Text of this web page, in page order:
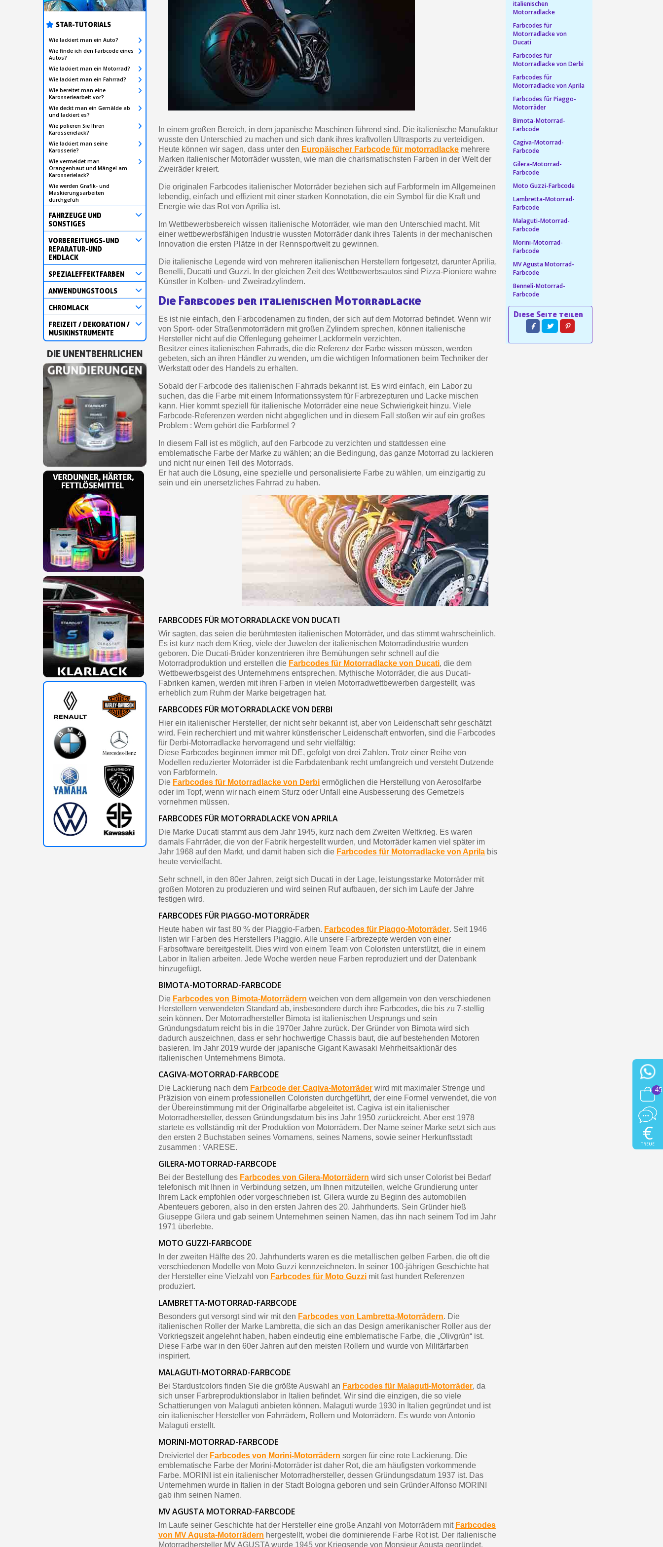
Ihr Online-Angebot in weniger als 1 Minute
Teilen Sie Ihre Kreationen und erhalten Sie Einkaufsgutscheine
Sammeln Sie mit jeder Bestellung Treuepunkte
Rücksendung von Produkten innerhalb von 14 Tagen
Rabatt von 5€ auf die erste Bestellung
Zahlung in 4x gebührenfrei ab einem Einkaufswert von 30€.
Ihr Online-Angebot in weniger als 1 Minute
Teilen Sie Ihre Kreationen und erhalten Sie Einkaufsgutscheine
Sammeln Sie mit jeder Bestellung Treuepunkte
Rücksendung von Produkten innerhalb von 14 Tagen
Rabatt von 5€ auf die erste Bestellung
10€ Einkaufsgutschein für jede Weiterempfehlung
Zahlung in 4x gebührenfrei ab einem Einkaufswert von 30€.
Ihr Online-Angebot in weniger als 1 Minute
Sammeln Sie mit jeder Bestellung Treuepunkte
Rücksendung von Produkten innerhalb von 14 Tagen
Rabatt von 5€ auf die erste Bestellung
STAR-TUTORIALS
Wie lackiert man ein Auto?
Wie finde ich den Farbcode eines
Autos?
Wie lackiert man ein Motorrad?
Wie lackiert man ein Fahrrad?
Wie bereitet man eine
Karosseriearbeit vor?
Wie deckt man ein Gemälde ab
und lackiert es?
Wie polieren Sie Ihren
Karosserielack?
Wie lackiert man seine
Karosserie?
Wie vermeidet man
Orangenhaut und Mängel am
Karosserielack?
Wie werden Grafik- und
Maskierungsarbeiten
durchgefüh
FAHRZEUGE UND
SONSTIGES
VORBEREITUNGS-UND
REPARATUR-UND
ENDLACK
SPEZIALEFFEKTFARBEN
ANWENDUNGSTOOLS
CHROMLACK
FREIZEIT / DEKORATION /
MUSIKINSTRUMENTE
DIE UNENTBEHRLICHEN
In einem großen Bereich, in dem japanische Maschinen führend sind. Die italienische Manufaktur
wusste den Unterschied zu machen und sich dank ihres kraftvollen Ultrasports zu verteidigen.
Heute können wir sagen, dass unter den Europäischer Farbcode für motorradlacke mehrere
Marken italienischer Motorräder wussten, wie man die charismatischsten Farben in der Welt der
Zweiräder kreiert.
Die originalen Farbcodes italienischer Motorräder beziehen sich auf Farbformeln im Allgemeinen
lebendig, einfach und effizient mit einer starken Konnotation, die ein Symbol für die Kraft und
Energie wie das Rot von Aprilia ist.
Im Wettbewerbsbereich wissen italienische Motorräder, wie man den Unterschied macht. Mit
einer wettbewerbsfähigen Industrie wussten Motorräder dank ihres Talents in der mechanischen
Innovation die ersten Plätze in der Rennsportwelt zu gewinnen.
Die italienische Legende wird von mehreren italienischen Herstellern fortgesetzt, darunter Aprilia,
Benelli, Ducatti und Guzzi. In der gleichen Zeit des Wettbewerbsautos sind Pizza-Pioniere wahre
Künstler in Kolben- und Zweiradzylindern.
Die Farbcodes der italienischen Motorradlacke
Es ist nie einfach, den Farbcodenamen zu finden, der sich auf dem Motorrad befindet. Wenn wir
von Sport- oder Straßenmotorrädern mit großen Zylindern sprechen, können italienische
Hersteller nicht auf die Offenlegung geheimer Lackformeln verzichten.
Besitzer eines italienischen Fahrrads, die die Referenz der Farbe wissen müssen, werden
gebeten, sich an ihren Händler zu wenden, um die wichtigen Informationen beim Techniker der
Werkstatt oder des Handels zu erhalten.
Sobald der Farbcode des italienischen Fahrrads bekannt ist. Es wird einfach, ein Labor zu
suchen, das die Farbe mit einem Informationssystem für Farbrezepturen und Lacke mischen
kann. Hier kommt speziell für italienische Motorräder eine neue Schwierigkeit hinzu. Viele
Farbcode-Referenzen werden nicht abgeglichen und in diesem Fall stoßen wir auf ein großes
Problem : Wem gehört die Farbformel ?
In diesem Fall ist es möglich, auf den Farbcode zu verzichten und stattdessen eine
emblematische Farbe der Marke zu wählen; an die Bedingung, das ganze Motorrad zu lackieren
und nicht nur einen Teil des Motorrads.
Er hat auch die Lösung, eine spezielle und personalisierte Farbe zu wählen, um einzigartig zu
sein und ein unersetzliches Fahrrad zu haben.
FARBCODES FÜR MOTORRADLACKE VON DUCATI
Wir sagten, das seien die berühmtesten italienischen Motorräder, und das stimmt wahrscheinlich.
Es ist kurz nach dem Krieg, viele der Juwelen der italienischen Motorradindustrie wurden
geboren. Die Ducati-Brüder konzentrieren ihre Bemühungen sehr schnell auf die
Motorradproduktion und erstellen die Farbcodes für Motorradlacke von Ducati, die dem
Wettbewerbsgeist des Unternehmens entsprechen. Mythische Motorräder, die aus Ducati-
Fabriken kamen, werden mit ihren Farben in vielen Motorradwettbewerben dargestellt, was
erheblich zum Ruhm der Marke beigetragen hat.
FARBCODES FÜR MOTORRADLACKE VON DERBI
Hier ein italienischer Hersteller, der nicht sehr bekannt ist, aber von Leidenschaft sehr geschätzt
wird. Fein recherchiert und mit wahrer künstlerischer Leidenschaft entworfen, sind die Farbcodes
für Derbi-Motorradlacke hervorragend und sehr vielfältig:
Diese Farbcodes beginnen immer mit DE, gefolgt von drei Zahlen. Trotz einer Reihe von
Modellen reduzierter Motorräder ist die Farbdatenbank recht umfangreich und versteht Dutzende
von Farbformeln.
Die Farbcodes für Motorradlacke von Derbi ermöglichen die Herstellung von Aerosolfarbe
oder im Topf, wenn wir nach einem Sturz oder Unfall eine Ausbesserung des Gemetzels
vornehmen müssen.
FARBCODES FÜR MOTORRADLACKE VON APRILA
Die Marke Ducati stammt aus dem Jahr 1945, kurz nach dem Zweiten Weltkrieg. Es waren
damals Fahrräder, die von der Fabrik hergestellt wurden, und Motorräder kamen viel später im
Jahr 1968 auf den Markt, und damit haben sich die Farbcodes für Motorradlacke von Aprila bis
heute vervielfacht.
Sehr schnell, in den 80er Jahren, zeigt sich Ducati in der Lage, leistungsstarke Motorräder mit
großen Motoren zu produzieren und wird seinen Ruf aufbauen, der sich im Laufe der Jahre
festigen wird.
FARBCODES FÜR PIAGGO-MOTORRÄDER
Heute haben wir fast 80 % der Piaggio-Farben. Farbcodes für Piaggo-Motorräder. Seit 1946
listen wir Farben des Herstellers Piaggio. Alle unsere Farbrezepte werden von einer
Farbsoftware bereitgestellt. Dies wird von einem Team von Coloristen unterstützt, die in einem
Labor in Italien arbeiten. Jede Woche werden neue Farben reproduziert und der Datenbank
hinzugefügt.
BIMOTA-MOTORRAD-FARBCODE
Die Farbcodes von Bimota-Motorrädern weichen von dem allgemein von den verschiedenen
Herstellern verwendeten Standard ab, insbesondere durch ihre Farbcodes, die bis zu 7-stellig
sein können. Der Motorradhersteller Bimota ist italienischen Ursprungs und sein
Gründungsdatum reicht bis in die 1970er Jahre zurück. Der Gründer von Bimota wird sich
dadurch auszeichnen, dass er sehr hochwertige Chassis baut, die auf bestehenden Motoren
basieren. Im Jahr 2019 wurde der japanische Gigant Kawasaki Mehrheitsaktionär des
italienischen Unternehmens Bimota.
CAGIVA-MOTORRAD-FARBCODE
Die Lackierung nach dem Farbcode der Cagiva-Motorräder wird mit maximaler Strenge und
Präzision von einem professionellen Coloristen durchgeführt, der eine Formel verwendet, die von
der Übereinstimmung mit der Originalfarbe abgeleitet ist. Cagiva ist ein italienischer
Motorradhersteller, dessen Gründungsdatum bis ins Jahr 1950 zurückreicht. Aber erst 1978
startete es vollständig mit der Produktion von Motorrädern. Der Name seiner Marke setzt sich aus
den ersten 2 Buchstaben seines Vornamens, seines Namens, sowie seiner Herkunftsstadt
zusammen : VARESE.
GILERA-MOTORRAD-FARBCODE
Bei der Bestellung des Farbcodes von Gilera-Motorrädern wird sich unser Colorist bei Bedarf
telefonisch mit Ihnen in Verbindung setzen, um Ihnen mitzuteilen, welche Grundierung unter
Ihrem Lack empfohlen oder vorgeschrieben ist. Gilera wurde zu Beginn des automobilen
Abenteuers geboren, also in den ersten Jahren des 20. Jahrhunderts. Sein Gründer hieß
Giuseppe Gilera und gab seinem Unternehmen seinen Namen, das ihn nach seinem Tod im Jahr
1971 überlebte.
MOTO GUZZI-FARBCODE
In der zweiten Hälfte des 20. Jahrhunderts waren es die metallischen gelben Farben, die oft die
verschiedenen Modelle von Moto Guzzi kennzeichneten. In seiner 100-jährigen Geschichte hat
der Hersteller eine Vielzahl von Farbcodes für Moto Guzzi mit fast hundert Referenzen
produziert.
LAMBRETTA-MOTORRAD-FARBCODE
Besonders gut versorgt sind wir mit den Farbcodes von Lambretta-Motorrädern. Die
italienischen Roller der Marke Lambretta, die sich an das Design amerikanischer Roller aus der
Vorkriegszeit angelehnt haben, haben eindeutig eine emblematische Farbe, die „Olivgrün“ ist.
Diese Farbe war in den 60er Jahren auf den meisten Rollern und wurde von Militärfarben
inspiriert.
MALAGUTI-MOTORRAD-FARBCODE
Bei Stardustcolors finden Sie die größte Auswahl an Farbcodes für Malaguti-Motorräder, da
sich unser Farbreproduktionslabor in Italien befindet. Wir sind die einzigen, die so viele
Schattierungen von Malaguti anbieten können. Malaguti wurde 1930 in Italien gegründet und ist
ein italienischer Hersteller von Fahrrädern, Rollern und Motorrädern. Es wurde von Antonio
Malaguti erstellt.
MORINI-MOTORRAD-FARBCODE
Dreiviertel der Farbcodes von Morini-Motorrädern sorgen für eine rote Lackierung. Die
emblematische Farbe der Morini-Motorräder ist daher Rot, die am häufigsten vorkommende
Farbe. MORINI ist ein italienischer Motorradhersteller, dessen Gründungsdatum 1937 ist. Das
Unternehmen wurde in Italien in der Stadt Bologna geboren und sein Gründer Alfonso MORINI
gab ihm seinen Namen.
MV AGUSTA MOTORRAD-FARBCODE
Im Laufe seiner Geschichte hat der Hersteller eine große Anzahl von Motorrädern mit Farbcodes
von MV Agusta-Motorrädern hergestellt, wobei die dominierende Farbe Rot ist. Der italienische
Motorradhersteller MV AGUSTA wurde 1945 vor Kriegsende von Monsieur Agusta gegründet.
italienischen
Motorradlacke
Farbcodes für
Motorradlacke von
Ducati
Farbcodes für
Motorradlacke von Derbi
Farbcodes für
Motorradlacke von Aprila
Farbcodes für Piaggo-
Motorräder
Bimota-Motorrad-
Farbcode
Cagiva-Motorrad-
Farbcode
Gilera-Motorrad-
Farbcode
Moto Guzzi-Farbcode
Lambretta-Motorrad-
Farbcode
Malaguti-Motorrad-
Farbcode
Morini-Motorrad-
Farbcode
MV Agusta Motorrad-
Farbcode
Benneli-Motorrad-
Farbcode
45
€
TREUE